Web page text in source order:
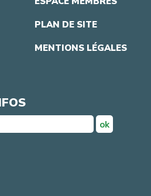
PLAN DE SITE
MENTIONS LÉGALES